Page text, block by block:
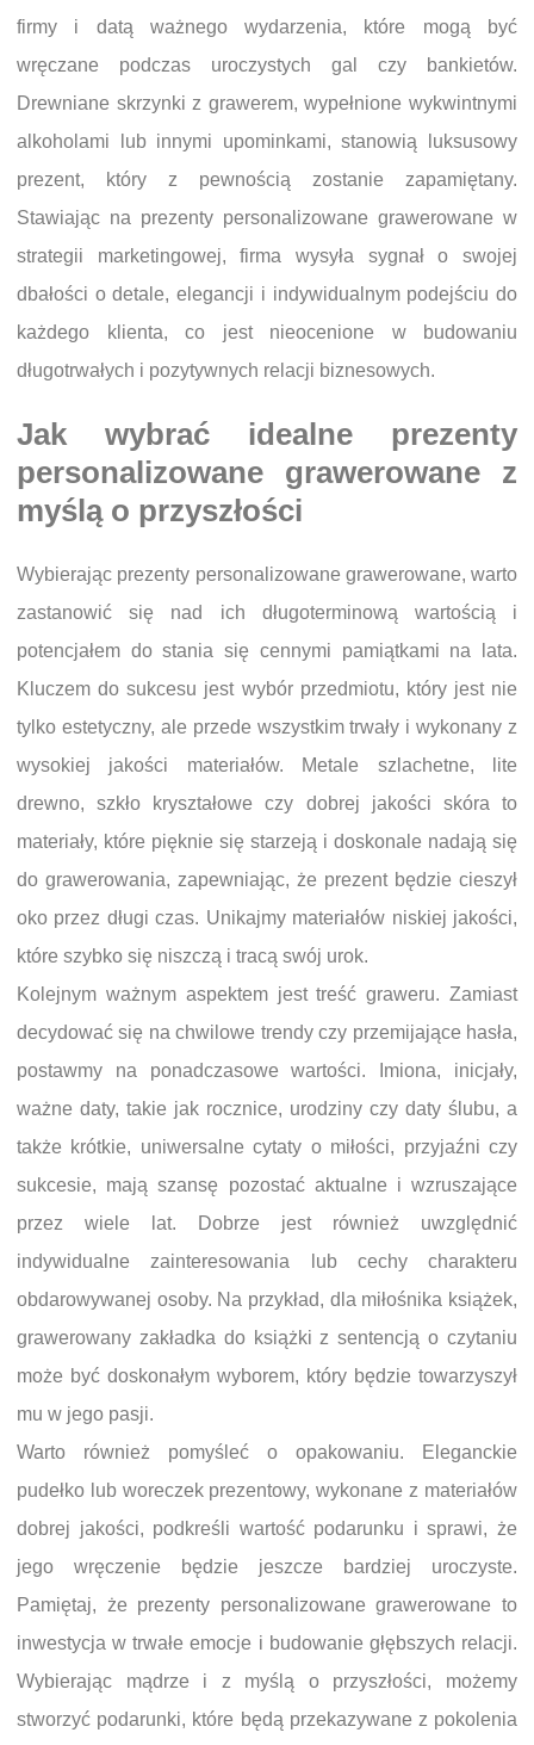
firmy i datą ważnego wydarzenia, które mogą być
wręczane podczas uroczystych gal czy bankietów.
Drewniane skrzynki z grawerem, wypełnione wykwintnymi
alkoholami lub innymi upominkami, stanowią luksusowy
prezent, który z pewnością zostanie zapamiętany.
Stawiając na prezenty personalizowane grawerowane w
strategii marketingowej, firma wysyła sygnał o swojej
dbałości o detale, elegancji i indywidualnym podejściu do
każdego klienta, co jest nieocenione w budowaniu
długotrwałych i pozytywnych relacji biznesowych.
Jak wybrać idealne prezenty
personalizowane grawerowane z
myślą o przyszłości
Wybierając prezenty personalizowane grawerowane, warto
zastanowić się nad ich długoterminową wartością i
potencjałem do stania się cennymi pamiątkami na lata.
Kluczem do sukcesu jest wybór przedmiotu, który jest nie
tylko estetyczny, ale przede wszystkim trwały i wykonany z
wysokiej jakości materiałów. Metale szlachetne, lite
drewno, szkło kryształowe czy dobrej jakości skóra to
materiały, które pięknie się starzeją i doskonale nadają się
do grawerowania, zapewniając, że prezent będzie cieszył
oko przez długi czas. Unikajmy materiałów niskiej jakości,
które szybko się niszczą i tracą swój urok.
Kolejnym ważnym aspektem jest treść graweru. Zamiast
decydować się na chwilowe trendy czy przemijające hasła,
postawmy na ponadczasowe wartości. Imiona, inicjały,
ważne daty, takie jak rocznice, urodziny czy daty ślubu, a
także krótkie, uniwersalne cytaty o miłości, przyjaźni czy
sukcesie, mają szansę pozostać aktualne i wzruszające
przez wiele lat. Dobrze jest również uwzględnić
indywidualne zainteresowania lub cechy charakteru
obdarowywanej osoby. Na przykład, dla miłośnika książek,
grawerowany zakładka do książki z sentencją o czytaniu
może być doskonałym wyborem, który będzie towarzyszył
mu w jego pasji.
Warto również pomyśleć o opakowaniu. Eleganckie
pudełko lub woreczek prezentowy, wykonane z materiałów
dobrej jakości, podkreśli wartość podarunku i sprawi, że
jego wręczenie będzie jeszcze bardziej uroczyste.
Pamiętaj, że prezenty personalizowane grawerowane to
inwestycja w trwałe emocje i budowanie głębszych relacji.
Wybierając mądrze i z myślą o przyszłości, możemy
stworzyć podarunki, które będą przekazywane z pokolenia